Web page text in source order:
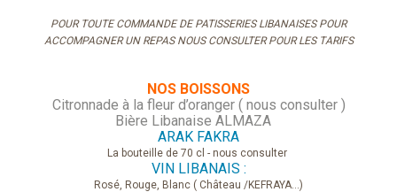
POUR TOUTE COMMANDE DE PATISSERIES LIBANAISES POUR
ACCOMPAGNER UN REPAS NOUS CONSULTER POUR LES TARIFS
NOS BOISSONS
Citronnade à la fleur d’oranger ( nous consulter )
Bière Libanaise ALMAZA
ARAK FAKRA
La bouteille de 70 cl - nous consulter
VIN LIBANAIS :
Rosé, Rouge, Blanc ( Château /KEFRAYA…)